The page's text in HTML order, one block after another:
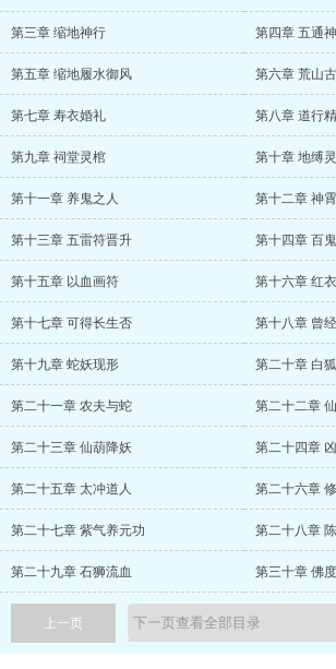
第三章 缩地神行 第四章 五通神
第五章 缩地履水御风 第六章 荒山
第七章 寿衣婚礼 第八章 道行
第九章 祠堂灵棺 第十章 地缚
第十一章 养鬼之人 第十二章 神
第十三章 五雷符晋升 第十四章 百
第十五章 以血画符 第十六章 红
第十七章 可得长生否 第十八章 曾
第十九章 蛇妖现形 第二十章 白
第二十一章 农夫与蛇 第二十二章
第二十三章 仙葫降妖 第二十四章
第二十五章 太冲道人 第二十六章
第二十七章 紫气养元功 第二十八章
第二十九章 石狮流血 第三十章 佛
上一页